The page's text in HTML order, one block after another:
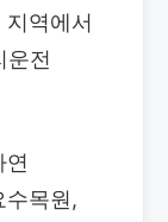
역에서
전
수목원,